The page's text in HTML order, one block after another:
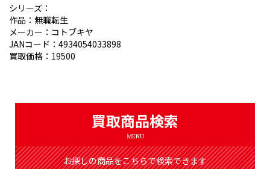
DELIVERY PURCHASE
買取お申し込み
ASSESSMENT
シリーズ：
作品：無職転生
メーカー：コトブキヤ
JANコード：4934054033898
買取価格：19500
買取商品検索
MENU
お探しの商品をこちらで検索できます